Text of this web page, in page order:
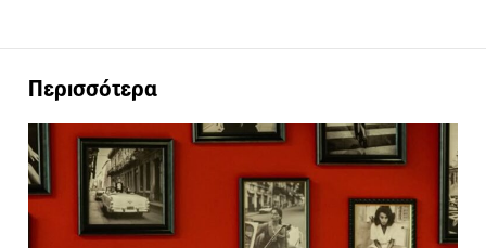
Περισσότερα